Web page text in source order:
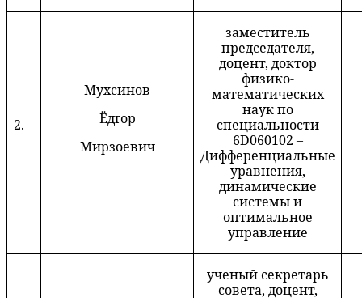
2.
Мухсинов
Ёдгор
Мирзоевич
заместитель
председателя,
доцент, доктор
физико-
математических
наук по
специальности
6D060102 –
Дифференциальные
уравнения,
динамические
системы и
оптимальное
управление
ученый секретарь
совета, доцент,